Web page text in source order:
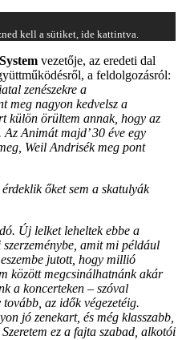
kell a sütiket, ide kattintva.
vezetője, az eredeti dal
a feldolgozásról:
zenészekre a
meg nagyon kedvelsz a
külön örültem annak, hogy az
Az Animát majd’ 30 éve egy
Weil Andrisék meg pont
őket sem a skatulyák
Új lelket leheltek ebbe a
amit mi például
jutott, hogy millió
között megcsinálhatnánk akár
a koncerteken – szóval
az idők végezetéig.
jó zenekart, és még klasszabb,
ez a fajta szabad, alkotói